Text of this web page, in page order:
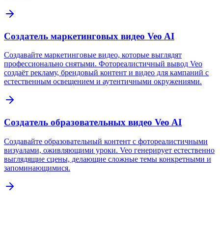
Создатель маркетинговых видео Veo AI
Создавайте маркетинговые видео, которые выглядят
профессионально снятыми. Фотореалистичный вывод Veo
создаёт рекламу, брендовый контент и видео для кампаний с
естественным освещением и аутентичными окружениями.
Создатель образовательных видео Veo AI
Создавайте образовательный контент с фотореалистичными
визуалами, оживляющими уроки. Veo генерирует естественно
выглядящие сцены, делающие сложные темы конкретными и
запоминающимися.